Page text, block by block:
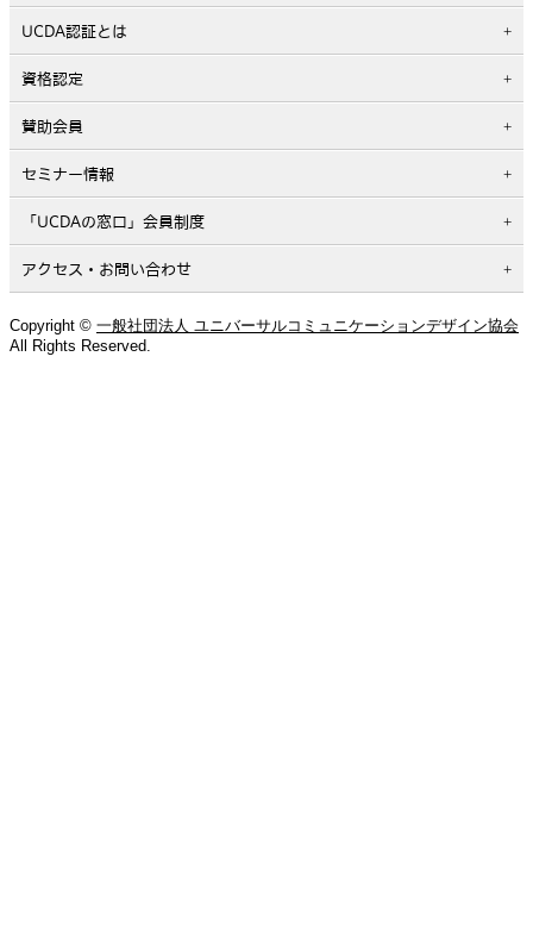
UCDA認証とは
資格認定
賛助会員
セミナー情報
「UCDAの窓口」会員制度
アクセス・お問い合わせ
Copyright © 一般社団法人 ユニバーサルコミュニケーションデザイン協会
All Rights Reserved.